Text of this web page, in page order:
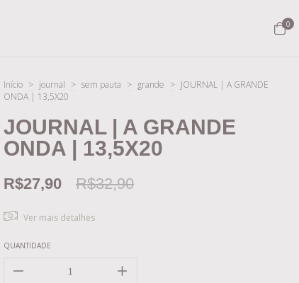
0
Início > journal > sem pauta > grande > JOURNAL | A GRANDE
ONDA | 13,5X20
JOURNAL | A GRANDE
ONDA | 13,5X20
R$27,90 R$32,90
Ver mais detalhes
QUANTIDADE